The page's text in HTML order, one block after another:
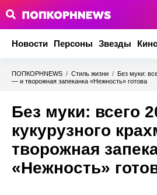
Новости Персоны Звезды
ПОПКОРНNEWS / Стиль жизни / Без муки:
— и творожная запеканка «Нежность» готова
Без муки: всего
кукурузного
творожная
«Нежность»